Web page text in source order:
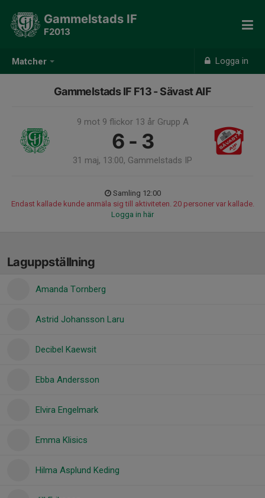
Matcher Logga in
Gammelstads IF
F2013
Gammelstads IF F13 - Sävast AIF
9 mot 9 flickor 13 år Grupp A
6 - 3
31 maj, 13:00, Gammelstads IP
Samling 12:00
Endast kallade kunde anmäla sig till aktiviteten. 20 personer var kallade.
Logga in här
Laguppställning
Amanda Tornberg
Astrid Johansson Laru
Decibel Kaewsit
Ebba Andersson
Elvira Engelmark
Emma Klisics
Hilma Asplund Keding